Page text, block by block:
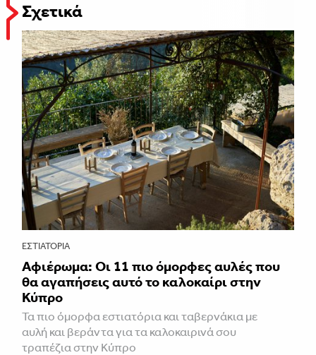
Σχετικά
ΕΣΤΙΑΤΌΡΙΑ
Αφιέρωμα: Οι 11 πιο όμορφες αυλές που
θα αγαπήσεις αυτό το καλοκαίρι στην
Κύπρο
Τα πιο όμορφα εστιατόρια και ταβερνάκια με
αυλή και βεράντα για τα καλοκαιρινά σου
τραπέζια στην Κύπρο